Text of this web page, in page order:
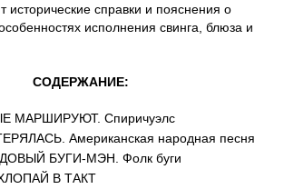
исторические справки и пояснения о
исполнения свинга, блюза и
СОДЕРЖАНИЕ:
МАРШИРУЮТ. Спиричуэлс
Американская народная песня
БУГИ-МЭН. Фолк буги
В ТАКТ